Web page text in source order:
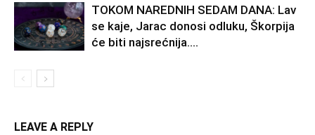
TOKOM NAREDNIH SEDAM DANA: Lav
se kaje, Jarac donosi odluku, Škorpija
će biti najsrećnija….
LEAVE A REPLY